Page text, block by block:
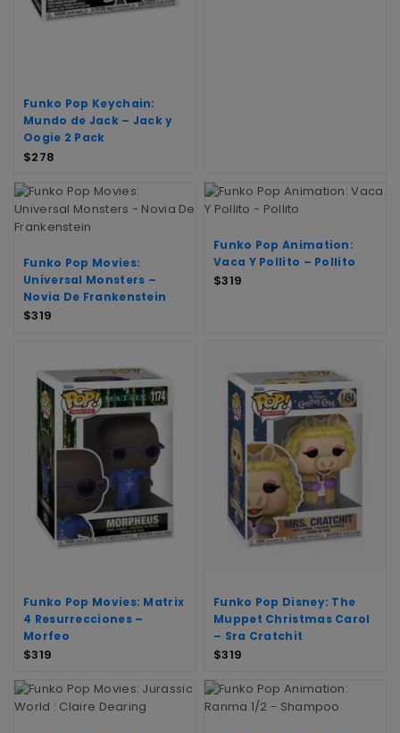
Funko Pop Keychain:
Mundo de Jack – Jack y
Oogie 2 Pack
$278
Funko Pop Movies:
Universal Monsters –
Novia De Frankenstein
$319
Funko Pop Animation:
Vaca Y Pollito – Pollito
$319
Funko Pop Movies: Matrix
4 Resurrecciones –
Morfeo
$319
Funko Pop Disney: The
Muppet Christmas Carol
– Sra Cratchit
$319